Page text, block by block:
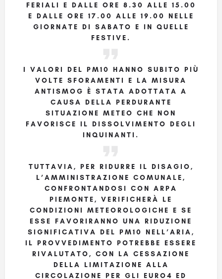
FERIALI E DALLE ORE 8.30 ALLE 15.00
E DALLE ORE 17.00 ALLE 19.00 NELLE
GIORNATE DI SABATO E IN QUELLE
FESTIVE.
I VALORI DEL PM10 HANNO SUBITO PIÙ
VOLTE SFORAMENTI E LA MISURA
ANTISMOG È STATA ADOTTATA A
CAUSA DELLA PERDURANTE
SITUAZIONE METEO CHE NON
FAVORISCE IL DISSOLVIMENTO DEGLI
INQUINANTI.
TUTTAVIA, PER RIDURRE IL DISAGIO,
L’AMMINISTRAZIONE COMUNALE,
CONFRONTANDOSI CON ARPA
PIEMONTE, VERIFICHERÀ LE
CONDIZIONI METEOROLOGICHE E SE
ESSE FAVORIRANNO UNA RIDUZIONE
SIGNIFICATIVA DEL PM10 NELL’ARIA,
IL PROVVEDIMENTO POTREBBE ESSERE
RIVALUTATO, CON LA CESSAZIONE
DELLA LIMITAZIONE ALLA
CIRCOLAZIONE PER GLI EURO4 ED